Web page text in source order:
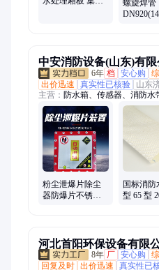
螺旋焊管
中安消防设备(山东)有限
6年 档 安心购
出价迅速
真实性已核验
山东
主营： 防水箱、传感器、消防
粉尘泄爆片除尘
器防爆片不锈钢
国标消防
型 65 型
河北首阳环保设备有限
8年 厂 安心购
回复及时 出价迅速 真实性已